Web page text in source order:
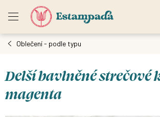
Oblečení - podle typu
Delší bavlněné strečové
magenta